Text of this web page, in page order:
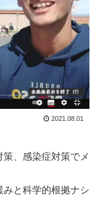
2021.08.01
、感染症対策でメ
と科学的根拠ナシ